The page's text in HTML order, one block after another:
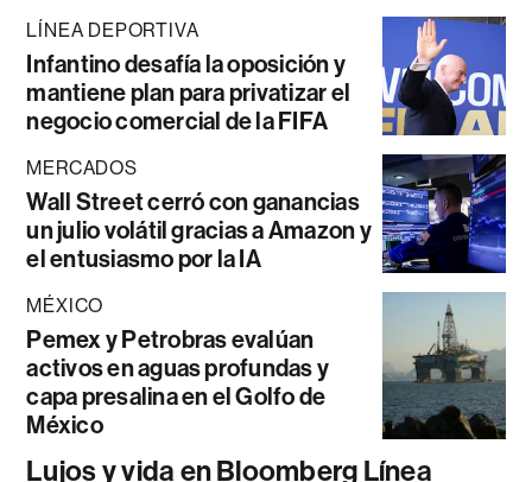
LÍNEA DEPORTIVA
Infantino desafía la oposición y
mantiene plan para privatizar el
negocio comercial de la FIFA
MERCADOS
Wall Street cerró con ganancias
un julio volátil gracias a Amazon y
el entusiasmo por la IA
MÉXICO
Pemex y Petrobras evalúan
activos en aguas profundas y
capa presalina en el Golfo de
México
Lujos y vida en Bloomberg Línea